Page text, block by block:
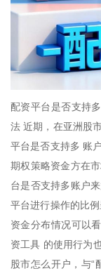
配资平台是否支持
法 近期，在亚洲股
平台是否支持多 账
期权策略资金方在
台是否支持多账户
平台进行操作的比
资金分布情况可以
资工具 的使用行为
股市怎么开户，与“